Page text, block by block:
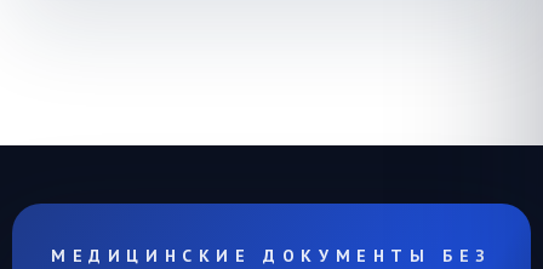
МЕДИЦИНСКИЕ ДОКУМЕНТЫ БЕЗ